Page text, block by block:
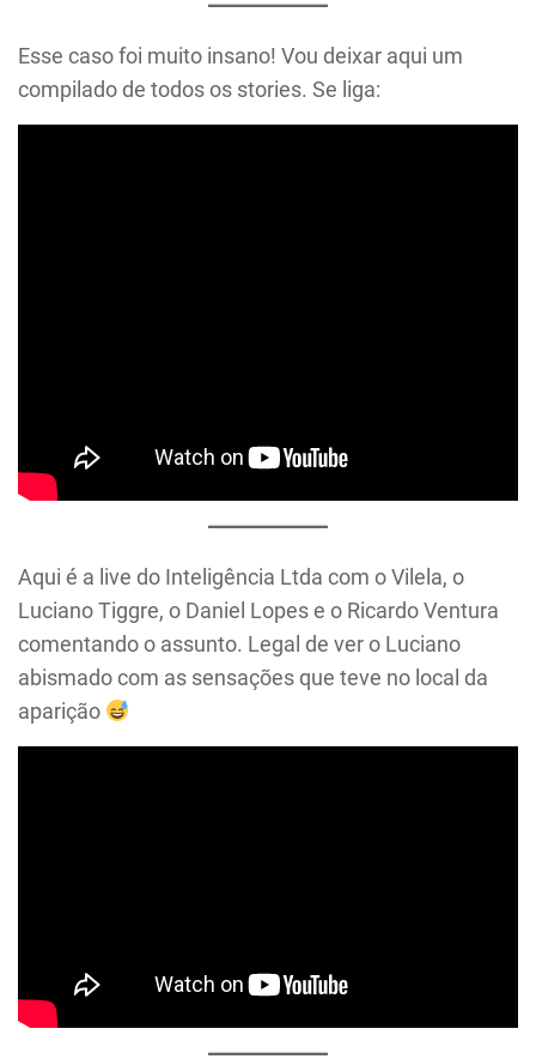
Esse caso foi muito insano! Vou deixar aqui um
compilado de todos os stories. Se liga:
Aqui é a live do Inteligência Ltda com o Vilela, o
Luciano Tiggre, o Daniel Lopes e o Ricardo Ventura
comentando o assunto. Legal de ver o Luciano
abismado com as sensações que teve no local da
aparição